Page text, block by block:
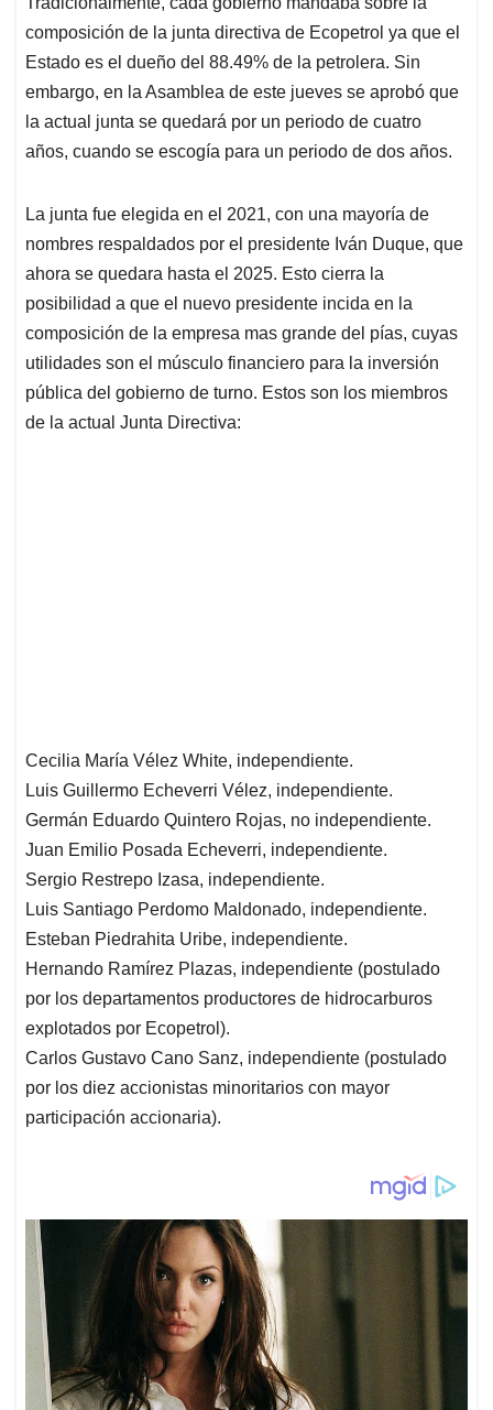
s
A
p
p
b
o
o
k
e
d
I
n
l
a
d
s
composición de la junta directiva de Ecopetrol ya que el
Estado es el dueño del 88.49% de la petrolera. Sin
embargo, en la Asamblea de este jueves se aprobó que
la actual junta se quedará por un periodo de cuatro
años, cuando se escogía para un periodo de dos años.
La junta fue elegida en el 2021, con una mayoría de
nombres respaldados por el presidente Iván Duque, que
ahora se quedara hasta el 2025. Esto cierra la
posibilidad a que el nuevo presidente incida en la
composición de la empresa mas grande del pías, cuyas
utilidades son el músculo financiero para la inversión
pública del gobierno de turno. Estos son los miembros
de la actual Junta Directiva:
Cecilia María Vélez White, independiente.
Luis Guillermo Echeverri Vélez, independiente.
Germán Eduardo Quintero Rojas, no independiente.
Juan Emilio Posada Echeverri, independiente.
Sergio Restrepo Izasa, independiente.
Luis Santiago Perdomo Maldonado, independiente.
Esteban Piedrahita Uribe, independiente.
Hernando Ramírez Plazas, independiente (postulado
por los departamentos productores de hidrocarburos
explotados por Ecopetrol).
Carlos Gustavo Cano Sanz, independiente (postulado
por los diez accionistas minoritarios con mayor
participación accionaria).